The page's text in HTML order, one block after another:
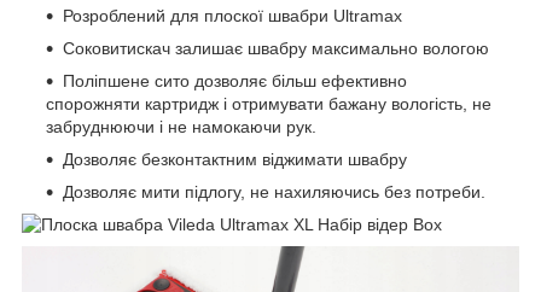
Розроблений для плоскої швабри Ultramax
Соковитискач залишає швабру максимально вологою
Поліпшене сито дозволяє більш ефективно
спорожняти картридж і отримувати бажану вологість, не
забруднюючи і не намокаючи рук.
Дозволяє безконтактним віджимати швабру
Дозволяє мити підлогу, не нахиляючись без потреби.